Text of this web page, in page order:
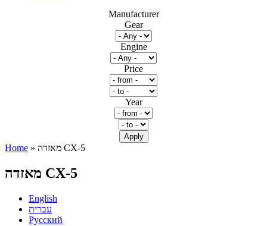
Manufacturer
Gear
Engine
Price
Year
Home » מאזדה CX-5
מאזדה CX-5
English
עברית
Русский